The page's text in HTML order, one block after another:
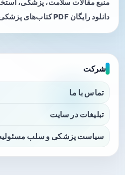
منبع مقالات سلامت، پزشکی،
دانلود رایگان PDF کتاب‌های پزشکی.
شرکت
تماس با ما
تبلیغات در سایت
سیاست پزشکی و سلب